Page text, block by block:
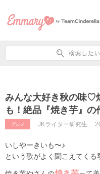
みんな大好き秋の味♡
も！絶品『焼き芋』の
グルメ JKライター研究生
いしやーきいも〜♪
という歌がよく聞こえてくる